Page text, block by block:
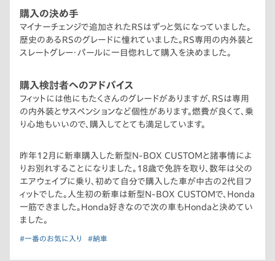
購入の決め手
マイナーチェンジで追加されたRSはずっと気になっていました。
歴史のあるRSのグレードに憧れていました。RS専用の内外装と
スレートグレー・パールに一目惚れして購入を決めました。
購入検討者へのアドバイス
フィットには他にもたくさんのグレードがありますが、RSは専用
の内外装とサスペンションなど個性があります。燃費が良くて、乗
り心地もいいので、購入してとても満足しています。
昨年12月に新車購入した新型N-BOX CUSTOMと諸事情によ
りお別れすることになりました。18歳で免許を取り、数年は父の
エアウェイブに乗り、初めて自分で購入した車が中古の2代目フ
ィットでした。人生初の新車は新型N-BOX CUSTOMで、Honda
一筋できました。Honda好きなので次の車もHondaと決めてい
ました。
#一番のお気に入り #納車